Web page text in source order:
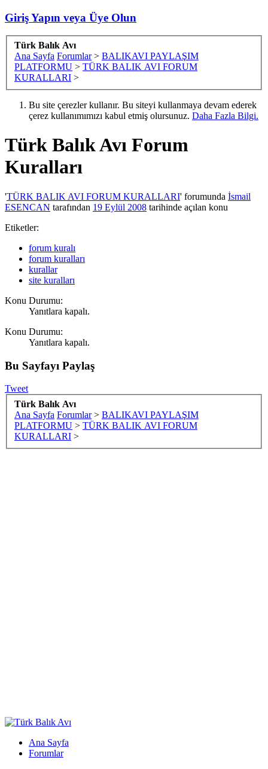
Giriş Yapın veya Üye Olun
Türk Balık Avı
Ana Sayfa Forumlar > BALIKAVI PAYLAŞIM
PLATFORMU > TÜRK BALIK AVI FORUM
KURALLARI >
Bu site çerezler kullanır. Bu siteyi kullanmaya devam ederek
çerez kullanımımızı kabul etmiş olursunuz. Daha Fazla Bilgi.
Türk Balık Avı Forum
Kuralları
'TÜRK BALIK AVI FORUM KURALLARI' forumunda İsmail
ESENCAN tarafından 19 Eylül 2008 tarihinde açılan konu
Etiketler:
forum kuralı
forum kuralları
kurallar
site kuralları
Konu Durumu:
Yanıtlara kapalı.
Konu Durumu:
Yanıtlara kapalı.
Bu Sayfayı Paylaş
Tweet
Türk Balık Avı
Ana Sayfa Forumlar > BALIKAVI PAYLAŞIM
PLATFORMU > TÜRK BALIK AVI FORUM
KURALLARI >
Ana Sayfa
Forumlar